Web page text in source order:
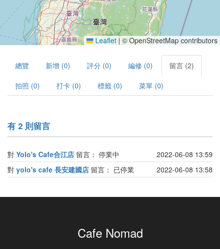
Leaflet |© OpenStreetMap contributors
總覽 新增 (0) 評分 (0) 編修 (0) 留言 (2)
拍照 (0) 打卡 (0) 標籤 (0) 菜單 (0)
有 2 則留言
對 Yolo's Cafe合江店 留言： 2022-06-08 13:59
停業中
對 yolo's cafe 長安建國店 留言： 2022-06-08 13:58
已停業
Cafe Nomad